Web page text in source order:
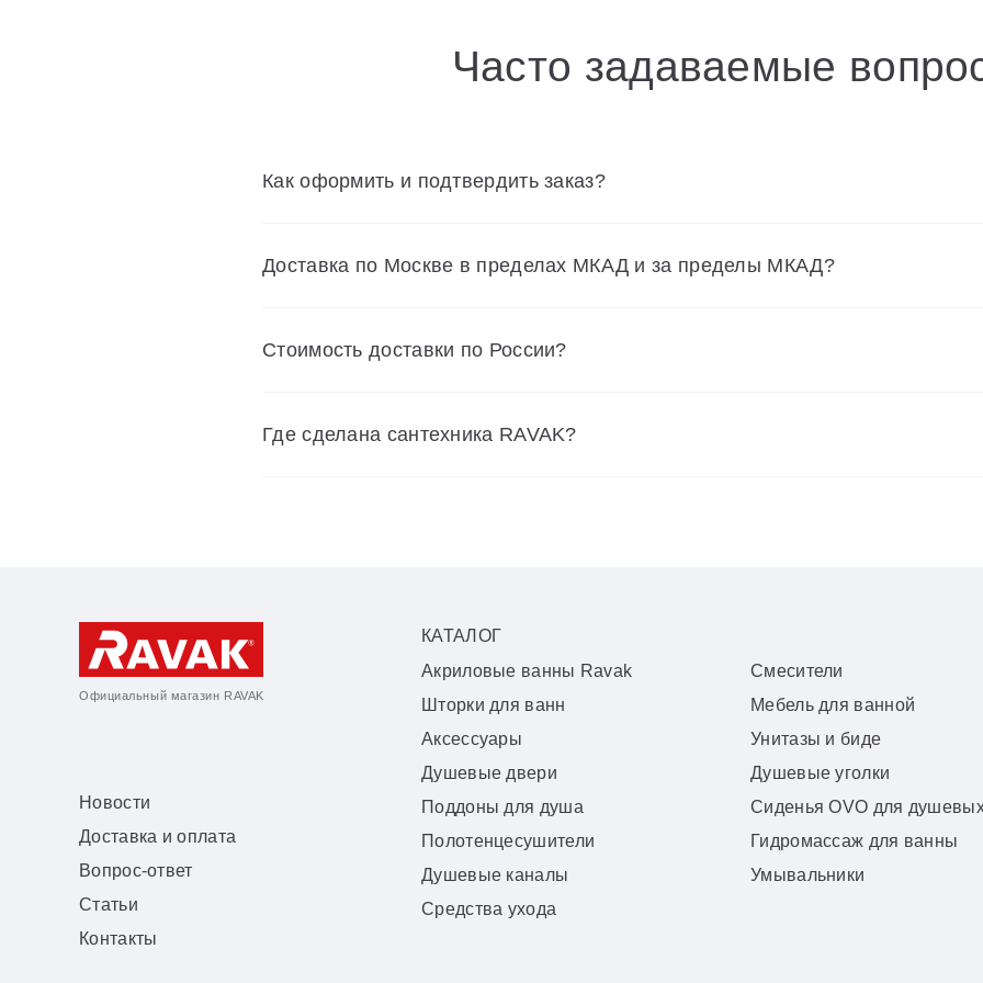
Часто задаваемые
Как оформить и подтвердить заказ?
Доставка по Москве в пределах МКАД и за пределы МКАД?
Cтоимость доставки по России?
Где сделана сантехника RAVAK?
Официальный магазин RAVAK
Новости
Доставка и оплата
Вопрос-ответ
Статьи
Контакты
КАТАЛОГ
Акриловые ванны Ravak
Смесители
Шторки для ванн
Мебель для ванной
Аксессуары
Унитазы и биде
Душевые двери
Душевые уголки
Поддоны для душа
Сиденья OVO для
Полотенцесушители
Гидромассаж для ванны
Душевые каналы
Умывальники
Средства ухода